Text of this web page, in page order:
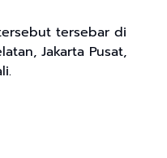
tersebar di
Jakarta Pusat,